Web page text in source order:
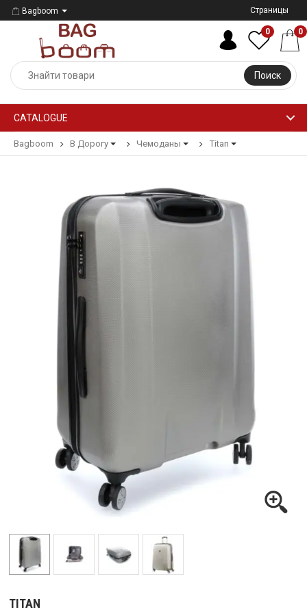
Bagboom Страницы
Поиск
0 0
CATALOGUE
Bagboom В Дорогу Чемоданы Titan
TITAN